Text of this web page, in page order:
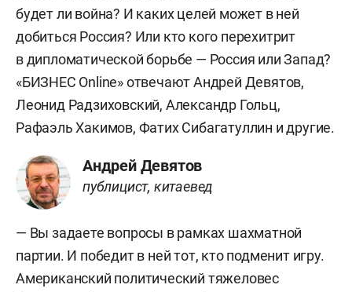
будет ли война? И каких целей может в ней
добиться Россия? Или кто кого перехитрит
в дипломатической борьбе — Россия или Запад?
«БИЗНЕС Online» отвечают Андрей Девятов,
Леонид Радзиховский, Александр Гольц,
Рафаэль Хакимов, Фатих Сибагатуллин и другие.
Андрей Девятов
публицист, китаевед
— Вы задаете вопросы в рамках шахматной
партии. И победит в ней тот, кто подменит игру.
Американский политический тяжеловес